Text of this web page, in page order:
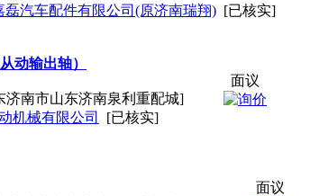
磊汽车配件有限公司(原济南瑞翔) [已核实]
动输出轴）
济南市山东济南泉利重配城]
机械有限公司
[已核实]
面议
面议